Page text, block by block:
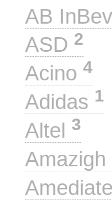
AB
ASD 2
Acino 4
Adidas 1
Altel 3
Amazigh